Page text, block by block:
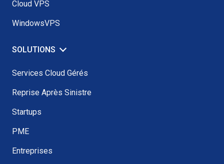
Cloud VPS
WindowsVPS
SOLUTIONS
Services Cloud Gérés
Reprise Après Sinistre
Startups
PME
Entreprises